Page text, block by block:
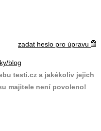
zadat heslo pro úpravu
blog
testi.cz a jakékoliv jejich
majitele není povoleno!